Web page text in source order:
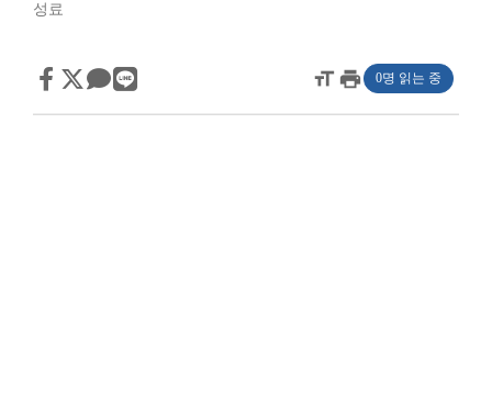
성료
format_sizeprint 0명 읽는 중